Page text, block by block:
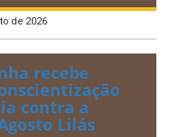
de 2026
recebe
contra a
Lilás